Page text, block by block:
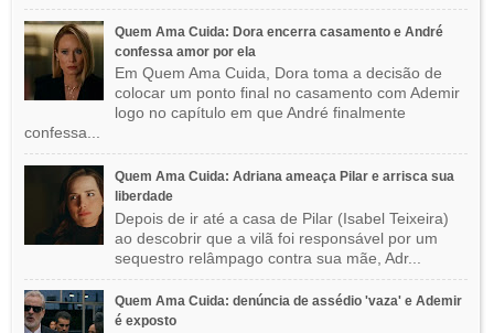
Quem Ama Cuida: Dora encerra casamento e André
confessa amor por ela
Em Quem Ama Cuida, Dora toma a decisão de
colocar um ponto final no casamento com Ademir
logo no capítulo em que André finalmente
confessa...
Quem Ama Cuida: Adriana ameaça Pilar e arrisca sua
liberdade
Depois de ir até a casa de Pilar (Isabel Teixeira)
ao descobrir que a vilã foi responsável por um
sequestro relâmpago contra sua mãe, Adr...
Quem Ama Cuida: denúncia de assédio 'vaza' e Ademir
é exposto